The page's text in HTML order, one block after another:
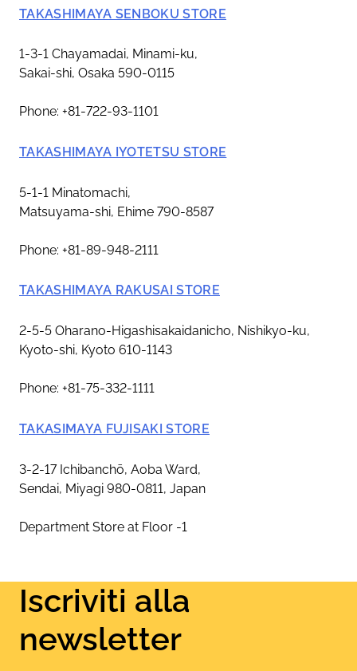
TAKASHIMAYA SENBOKU STORE
1-3-1 Chayamadai, Minami-ku,
Sakai-shi, Osaka 590-0115
Phone: +81-722-93-1101
TAKASHIMAYA IYOTETSU STORE
5-1-1 Minatomachi,
Matsuyama-shi, Ehime 790-8587
Phone: +81-89-948-2111
TAKASHIMAYA RAKUSAI STORE
2-5-5 Oharano-Higashisakaidanicho, Nishikyo-ku,
Kyoto-shi, Kyoto 610-1143
Phone: +81-75-332-1111
TAKASIMAYA FUJISAKI STORE
3-2-17 Ichibanchō, Aoba Ward,
Sendai, Miyagi 980-0811, Japan
Department Store at Floor -1
Iscriviti alla
newsletter